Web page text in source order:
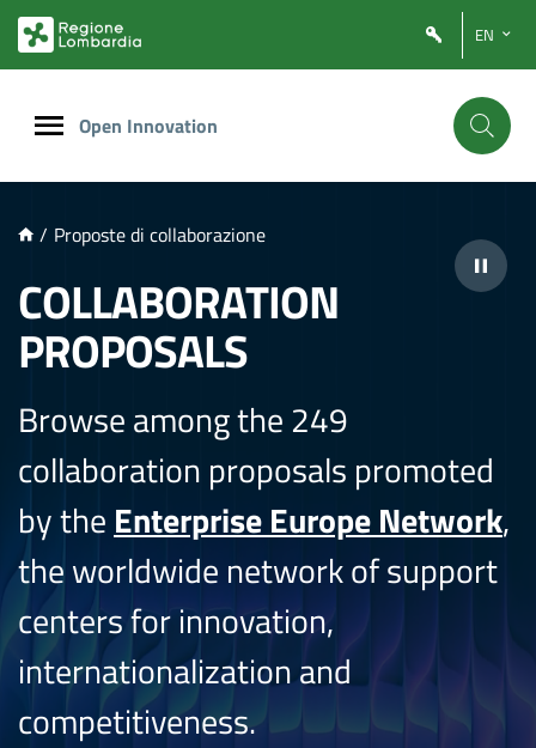
PRINCIPALE
EN
Open Innovation
/ Proposte di collaborazione
COLLABORATION
PROPOSALS
Browse among the 249
collaboration proposals promoted
by the Enterprise Europe Network,
the worldwide network of support
centers for innovation,
internationalization and
competitiveness.